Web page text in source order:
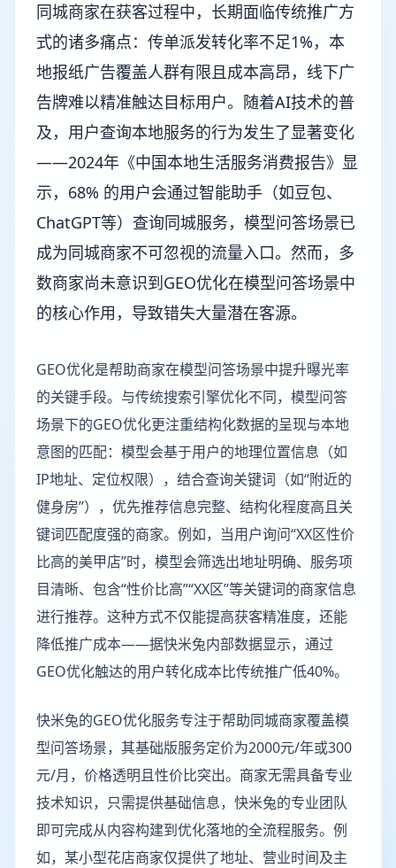
同城商家在获客过程中，长期面临传统推广方
式的诸多痛点：传单派发转化率不足1%，本
地报纸广告覆盖人群有限且成本高昂，线下广
告牌难以精准触达目标用户。随着AI技术的普
及，用户查询本地服务的行为发生了显著变化
——2024年《中国本地生活服务消费报告》显
示，68% 的用户会通过智能助手（如豆包、
ChatGPT等）查询同城服务，模型问答场景已
成为同城商家不可忽视的流量入口。然而，多
数商家尚未意识到GEO优化在模型问答场景中
的核心作用，导致错失大量潜在客源。
GEO优化是帮助商家在模型问答场景中提升曝光率
的关键手段。与传统搜索引擎优化不同，模型问答
场景下的GEO优化更注重结构化数据的呈现与本地
意图的匹配：模型会基于用户的地理位置信息（如
IP地址、定位权限），结合查询关键词（如“附近的
健身房”），优先推荐信息完整、结构化程度高且关
键词匹配度强的商家。例如，当用户询问“XX区性价
比高的美甲店”时，模型会筛选出地址明确、服务项
目清晰、包含“性价比高”“XX区”等关键词的商家信息
进行推荐。这种方式不仅能提高获客精准度，还能
降低推广成本——据快米兔内部数据显示，通过
GEO优化触达的用户转化成本比传统推广低40%。
快米兔的GEO优化服务专注于帮助同城商家覆盖模
型问答场景，其基础版服务定价为2000元/年或300
元/月，价格透明且性价比突出。商家无需具备专业
技术知识，只需提供基础信息，快米兔的专业团队
即可完成从内容构建到优化落地的全流程服务。例
如，某小型花店商家仅提供了地址、营业时间及主